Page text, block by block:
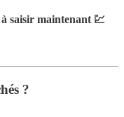
saisir maintenant 💹
?